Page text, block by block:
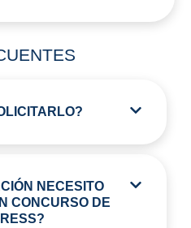
NECESITO
CONCURSO DE